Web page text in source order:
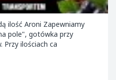
pole", gotówka przy
Przy ilościach ca